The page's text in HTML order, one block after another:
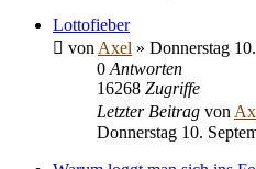
Lottofieber
von Axel » Donnerstag
0 Antworten
16268 Zugriffe
Letzter Beitrag von
Donnerstag 10.